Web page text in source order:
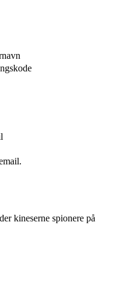
kineserne spionere på